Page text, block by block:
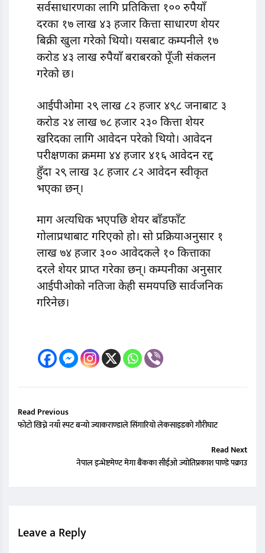
सर्वसाधारणका लागि प्रतिकित्ता १०० रुपैयाँ
दरका १७ लाख ४३ हजार कित्ता साधारण शेयर
बिक्री खुला गरेको थियो। यसबाट कम्पनीले १७
करोड ४३ लाख रुपैयाँ बराबरको पूँजी संकलन
गरेको छ।
आईपीओमा २९ लाख ८२ हजार ४९८ जनाबाट ३
करोड २४ लाख ७८ हजार २३० कित्ता शेयर
खरिदका लागि आवेदन परेको थियो। आवेदन
परीक्षणका क्रममा ४४ हजार ४१६ आवेदन रद्द
हुँदा २९ लाख ३८ हजार ८२ आवेदन स्वीकृत
भएका छन्।
माग अत्यधिक भएपछि शेयर बाँडफाँट
गोलाप्रथाबाट गरिएको हो। सो प्रक्रियाअनुसार १
लाख ७४ हजार ३०० आवेदकले १० कित्ताका
दरले शेयर प्राप्त गरेका छन्। कम्पनीका अनुसार
आईपीओको नतिजा केही समयपछि सार्वजनिक
गरिनेछ।
Read Previous
फोटो खिच्ने नयाँ स्पट बन्यो ज्याकराण्डाले सिंगारियो लेकसाइडको गौरीघाट
Read Next
नेपाल इन्भेष्टमेण्ट मेगा बैंकका सीईओ ज्योतिप्रकाश पाण्डे पक्राउ
Leave a Reply